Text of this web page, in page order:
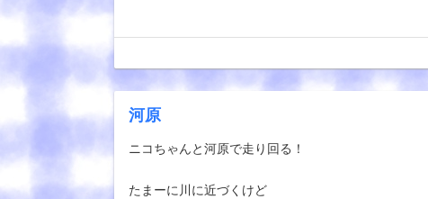
河原
ニコちゃんと河原で走り回る！
たまーに川に近づくけど